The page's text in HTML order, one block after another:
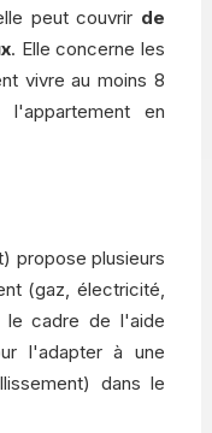
peut couvrir de
. Elle concerne les
vivre au moins 8
en
propose plusieurs
(gaz, électricité,
le cadre de l'aide
l'adapter à une
dans le